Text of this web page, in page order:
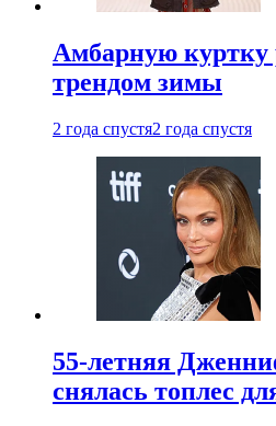
Амбарную куртку
трендом зимы
2 года спустя2 года спустя
55-летняя
снялась топлес